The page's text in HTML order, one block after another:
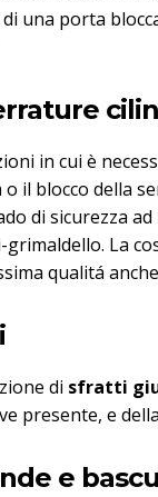
una porta
in cui è
il blocco della
di sicurezza
La
qualitá
di sfratti
presente, e
e